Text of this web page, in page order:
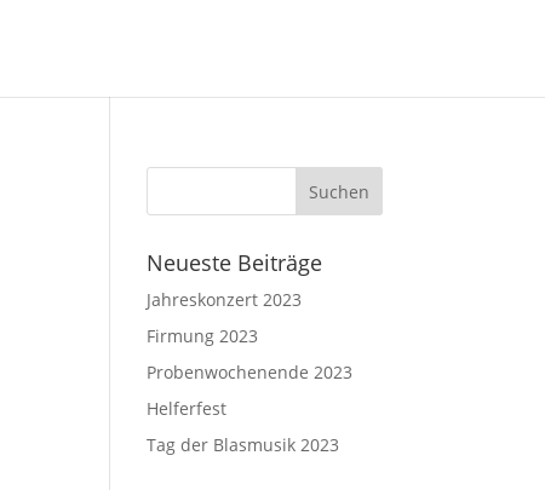
Neueste Beiträge
Jahreskonzert 2023
Firmung 2023
Probenwochenende 2023
Helferfest
Tag der Blasmusik 2023